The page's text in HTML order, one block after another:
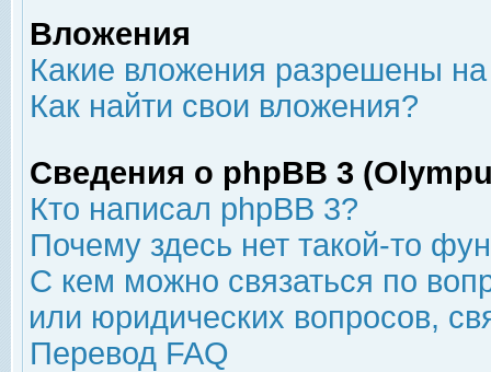
Вложения
Какие вложения разрешены
Как найти свои вложения?
Сведения о phpBB 3
Кто написал phpBB 3?
Почему здесь нет такой-то
С кем можно связаться по
или юридических вопросов,
Перевод FAQ